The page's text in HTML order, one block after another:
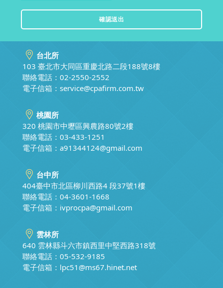
台北所
103 臺北市大同區重慶北路二段188號8樓
聯絡電話：02-2550-2552
電子信箱： service@cpafirm.com.tw
桃園所
320 桃園市中壢區興農路80號2樓
聯絡電話：03-433-1251
電子信箱： a91344124@gmail.com
台中所
404臺中市北區柳川西路4 段37號1樓
聯絡電話：04-3601-1668
電子信箱： ivprocpa@gmail.com
雲林所
640 雲林縣斗六市鎮西里中堅西路318號
聯絡電話：05-532-9185
電子信箱： lpc51@ms67.hinet.net